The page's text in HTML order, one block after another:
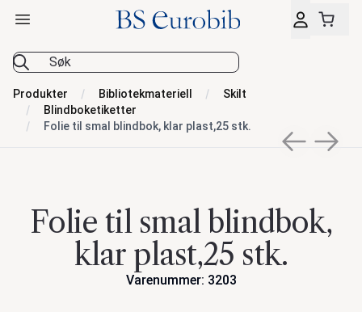
BS Eurobib
Åpne hovedmeny
Produkter Bibliotekmateriell
Skilt
Blindboketiketter
Folie til smal blindbok, klar plast,25 stk.
Previous
Next
Folie til smal blindbok,
klar plast,25 stk.
Varenummer: 3203